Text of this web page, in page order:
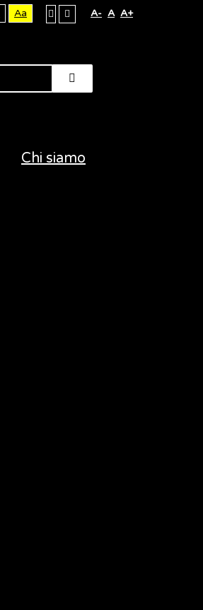
Aa A- A A+
Chi siamo